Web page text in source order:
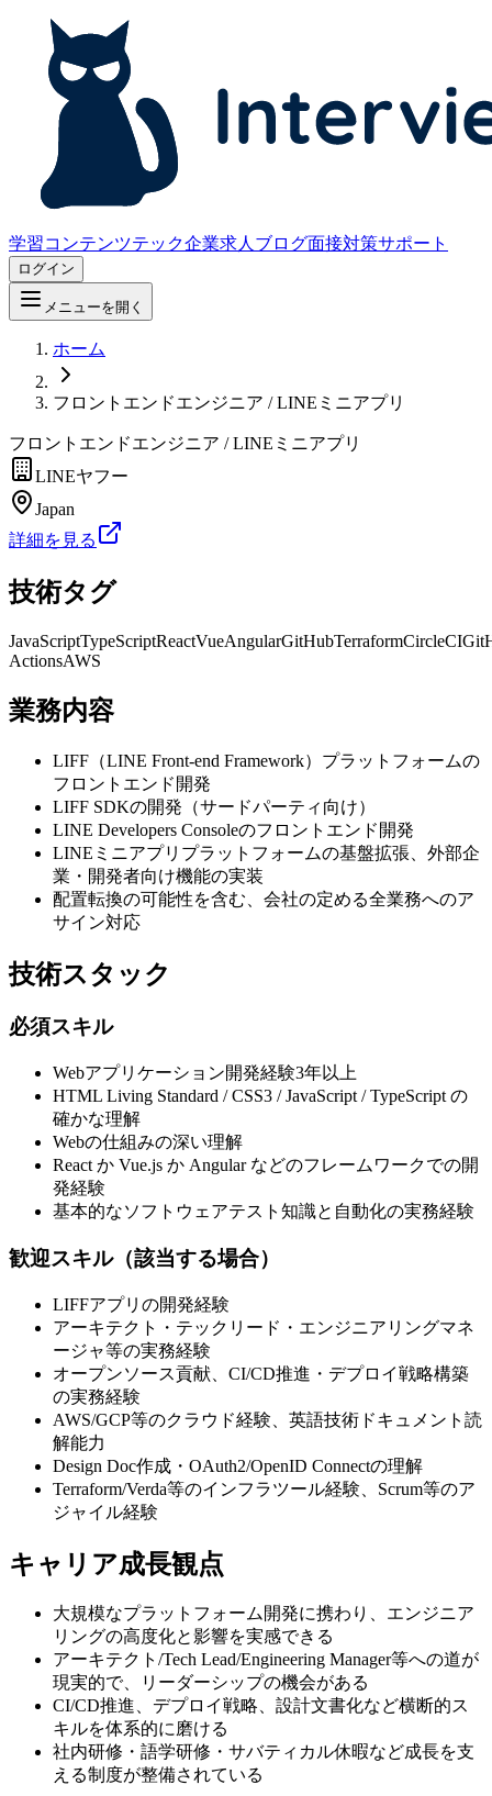
学習コンテンツテック企業求人 ブログ面接対策サポート
ログイン
メニューを開く
ホーム
フロントエンドエンジニア / LINEミニアプリ
フロントエンドエンジニア / LINEミニアプリ
LINEヤフー
Japan
詳細を見る
技術タグ
JavaScriptTypeScriptReactVueAngularGitHubTerraformCircleCI
ActionsAWS
業務内容
LIFF（LINE Front-end Framework）プラットフォームの
フロントエンド開発
LIFF SDKの開発（サードパーティ向け）
LINE Developers Consoleのフロントエンド開発
LINEミニアプリプラットフォームの基盤拡張、外部企
業・開発者向け機能の実装
配置転換の可能性を含む、会社の定める全業務へのア
サイン対応
技術スタック
必須スキル
Webアプリケーション開発経験3年以上
HTML Living Standard / CSS3 / JavaScript / TypeScript の
確かな理解
Webの仕組みの深い理解
React か Vue.js か Angular などのフレームワークでの開
発経験
基本的なソフトウェアテスト知識と自動化の実務経験
歓迎スキル（該当する場合）
LIFFアプリの開発経験
アーキテクト・テックリード・エンジニアリングマネ
ージャ等の実務経験
オープンソース貢献、CI/CD推進・デプロイ戦略構築
の実務経験
AWS/GCP等のクラウド経験、英語技術ドキュメント読
解能力
Design Doc作成・OAuth2/OpenID Connectの理解
Terraform/Verda等のインフラツール経験、Scrum等のア
ジャイル経験
キャリア成長観点
大規模なプラットフォーム開発に携わり、エンジニア
リングの高度化と影響を実感できる
アーキテクト/Tech Lead/Engineering Manager等への道が
現実的で、リーダーシップの機会がある
CI/CD推進、デプロイ戦略、設計文書化など横断的ス
キルを体系的に磨ける
社内研修・語学研修・サバティカル休暇など成長を支
える制度が整備されている